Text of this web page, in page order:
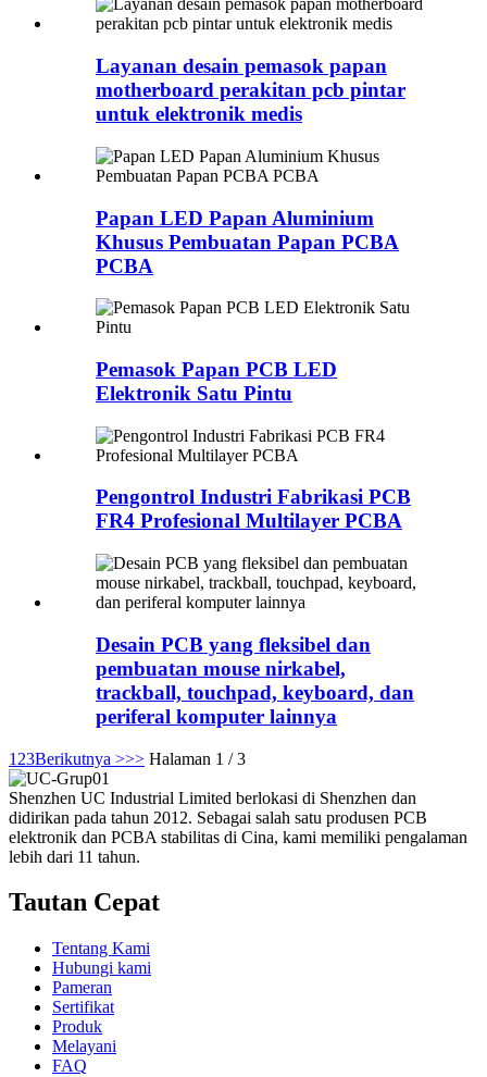
Layanan desain pemasok papan
motherboard perakitan pcb pintar
untuk elektronik medis
Papan LED Papan Aluminium
Khusus Pembuatan Papan PCBA
PCBA
Pemasok Papan PCB LED
Elektronik Satu Pintu
Pengontrol Industri Fabrikasi PCB
FR4 Profesional Multilayer PCBA
Desain PCB yang fleksibel dan
pembuatan mouse nirkabel,
trackball, touchpad, keyboard, dan
periferal komputer lainnya
1 23Berikutnya >>> Halaman 1 / 3
Shenzhen UC Industrial Limited berlokasi di Shenzhen dan
didirikan pada tahun 2012. Sebagai salah satu produsen PCB
elektronik dan PCBA stabilitas di Cina, kami memiliki pengalaman
lebih dari 11 tahun.
Tautan Cepat
Tentang Kami
Hubungi kami
Pameran
Sertifikat
Produk
Melayani
FAQ